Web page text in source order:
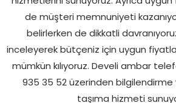
de müşteri memnuniyeti
belirlerken de dikkatli
inceleyerek bütçeniz için uygun
mümkün kılıyoruz. Develi ambar
935 35 52 üzerinden bilgilendirme
taşıma hizmeti